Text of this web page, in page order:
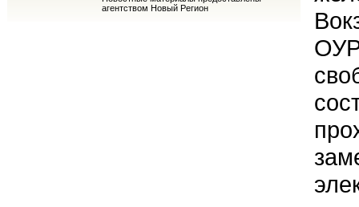
агентством Новый Регион